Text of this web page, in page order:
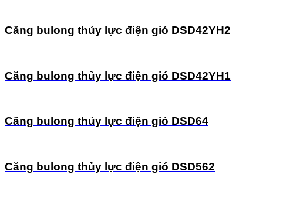
Căng bulong thủy lực điện gió DSD42YH2
Căng bulong thủy lực điện gió DSD42YH1
Căng bulong thủy lực điện gió DSD64
Căng bulong thủy lực điện gió DSD562